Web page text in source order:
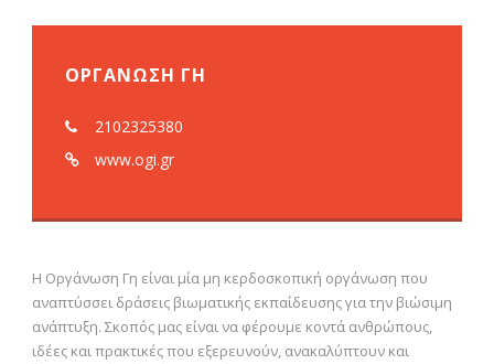
ΟΡΓΑΝΩΣΗ ΓΗ
2102325380
www.ogi.gr
H Οργάνωση Γη είναι μία μη κερδοσκοπική οργάνωση που
αναπτύσσει δράσεις βιωματικής εκπαίδευσης για την βιώσιμη
ανάπτυξη. Σκοπός μας είναι να φέρουμε κοντά ανθρώπους,
ιδέες και πρακτικές που εξερευνούν, ανακαλύπτουν και